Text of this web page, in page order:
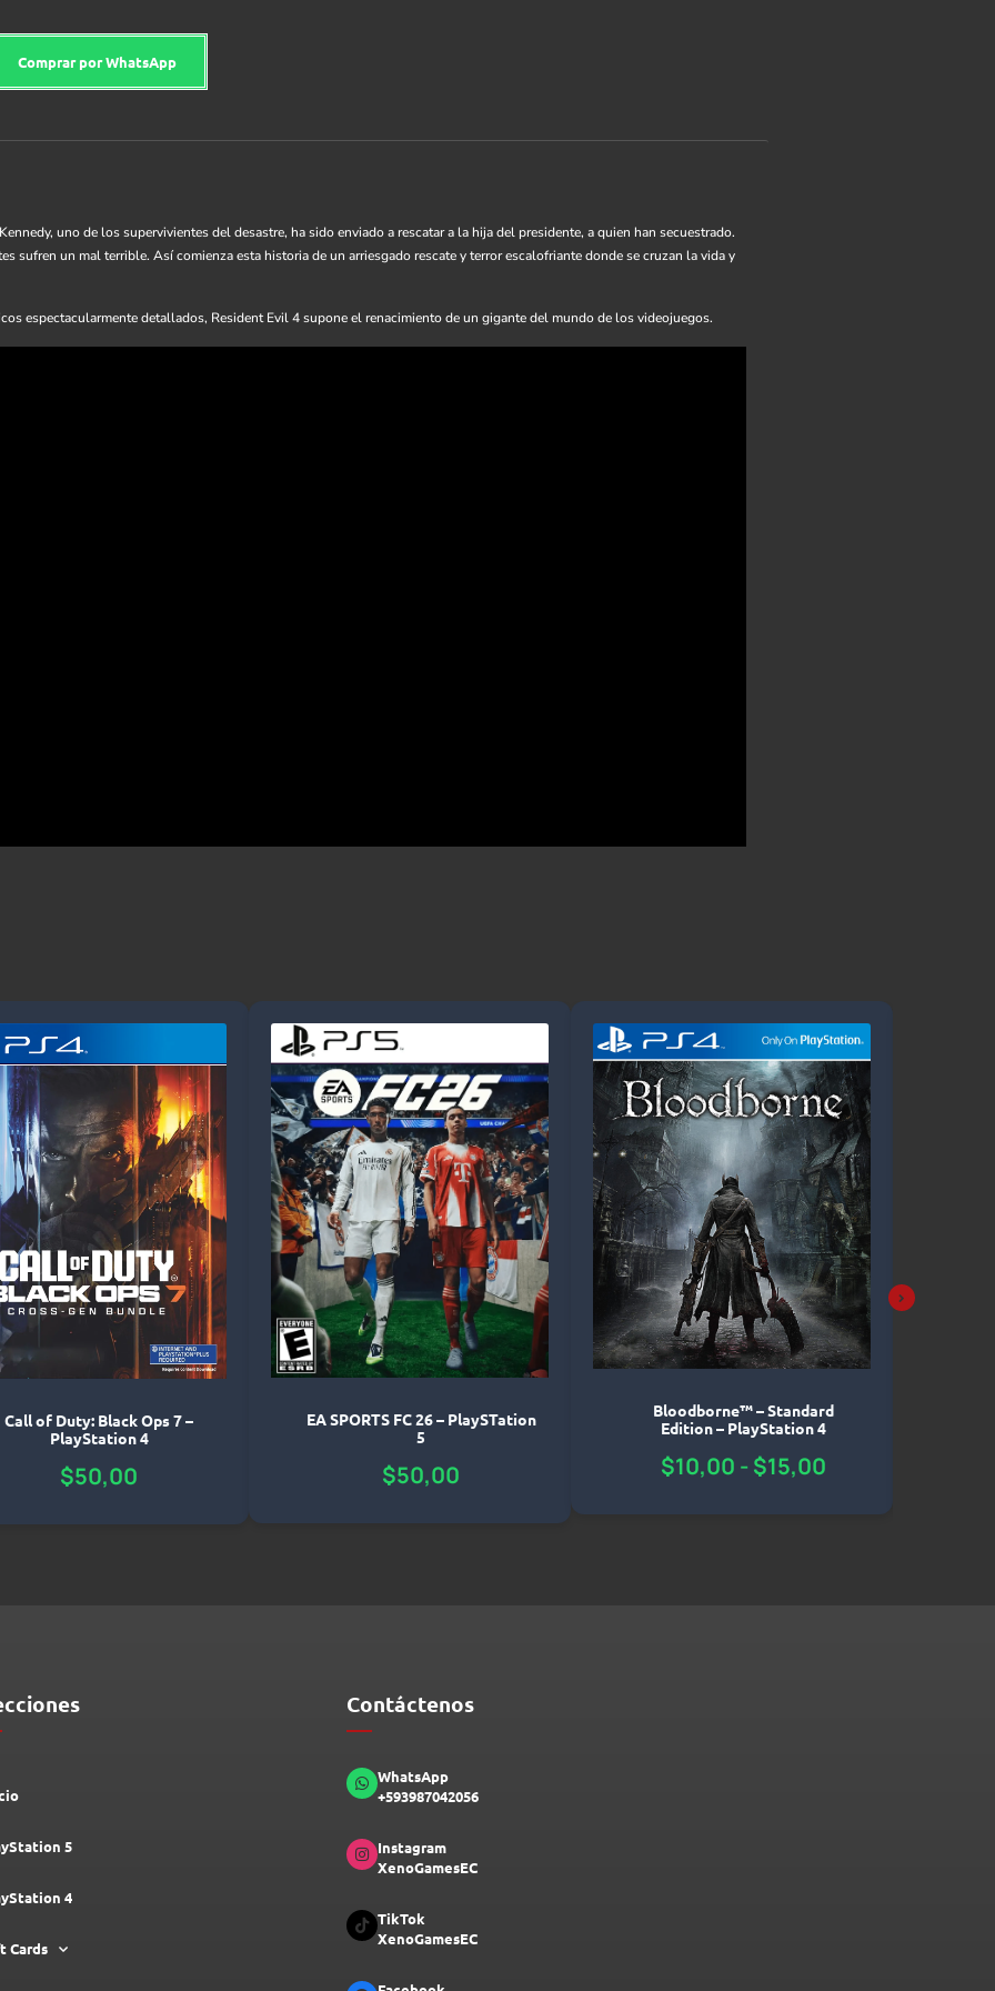
Comprar por WhatsApp
uno de los supervivientes del desastre, ha sido enviado a rescatar a la hija del presidente, a quien han secuestrado.
sufren un mal terrible. Así comienza esta historia de un arriesgado rescate y terror escalofriante donde se cruzan la vida y
espectacularmente detallados, Resident Evil 4 supone el renacimiento de un gigante del mundo de los videojuegos.
Call of Duty: Black Ops 7 –
PlayStation 4
$50,00
EA SPORTS FC 26 – PlaySTation
5
$50,00
Bloodborne™ – Standard
Edition – PlayStation 4
$10,00 - $15,00
5
4
Cards
Contáctenos
WhatsApp
+593987042056
Instagram
XenoGamesEC
TikTok
XenoGamesEC